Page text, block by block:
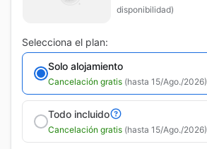
disponibilidad)
Selecciona el plan:
Solo alojamiento
Cancelación gratis (hasta 15/Ago./2026)
Todo incluido
Cancelación gratis (hasta 15/Ago./2026)